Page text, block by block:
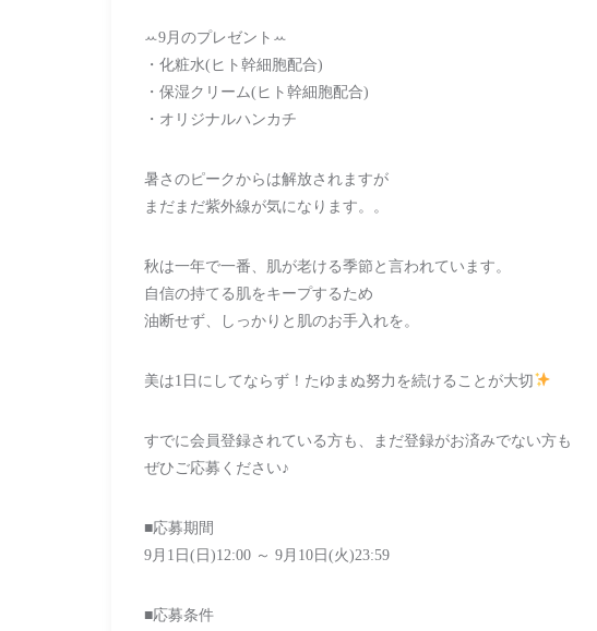
ꕀ9月のプレゼントꕀ
・化粧水(ヒト幹細胞配合)
・保湿クリーム(ヒト幹細胞配合)
・オリジナルハンカチ
暑さのピークからは解放されますが
まだまだ紫外線が気になります。。
秋は一年で一番、肌が老ける季節と言われています。
自信の持てる肌をキープするため
油断せず、しっかりと肌のお手入れを。
美は1日にしてならず！たゆまぬ努力を続けることが大切
すでに会員登録されている方も、まだ登録がお済みでない方も
ぜひご応募ください♪
■応募期間
9月1日(日)12:00 ～ 9月10日(火)23:59
■応募条件